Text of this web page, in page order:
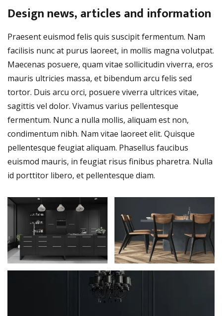
Design news, articles and information
Praesent euismod felis quis suscipit fermentum. Nam
facilisis nunc at purus laoreet, in mollis magna volutpat.
Maecenas posuere, quam vitae sollicitudin viverra, eros
mauris ultricies massa, et bibendum arcu felis sed
tortor. Duis arcu orci, posuere viverra ultrices vitae,
sagittis vel dolor. Vivamus varius pellentesque
fermentum. Nunc a nulla mollis, aliquam est non,
condimentum nibh. Nam vitae laoreet elit. Quisque
pellentesque feugiat aliquam. Phasellus faucibus
euismod mauris, in feugiat risus finibus pharetra. Nulla
id porttitor libero, et pellentesque diam.